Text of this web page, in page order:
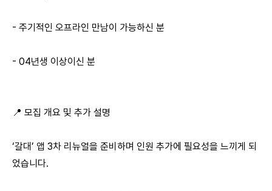
- 주기적인 오프라인 만남이 가능하신 분
- 04년생 이상이신 분
📍 모집 개요 및 추가 설명
‘갈대’ 앱 3차 리뉴얼을 준비하며 인원 추가에 필요성을 느끼게 되
었습니다.